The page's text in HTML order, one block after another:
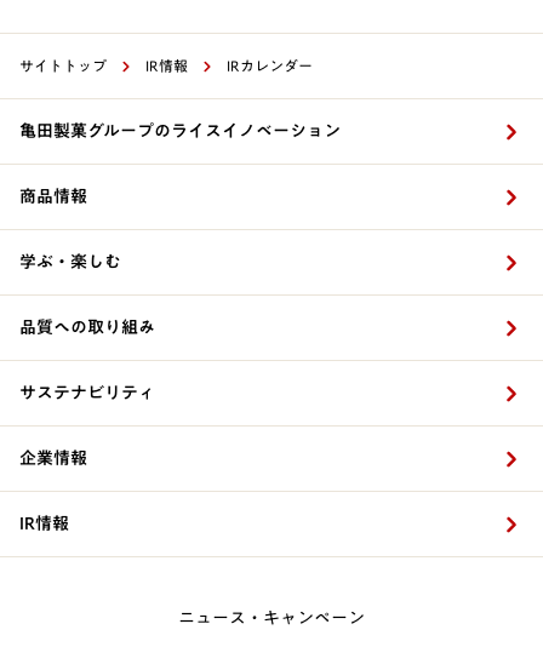
サイトトップ IR情報 IRカレンダー
亀田製菓グループのライスイノベーション
商品情報
学ぶ・楽しむ
品質への取り組み
サステナビリティ
企業情報
IR情報
ニュース・キャンペーン